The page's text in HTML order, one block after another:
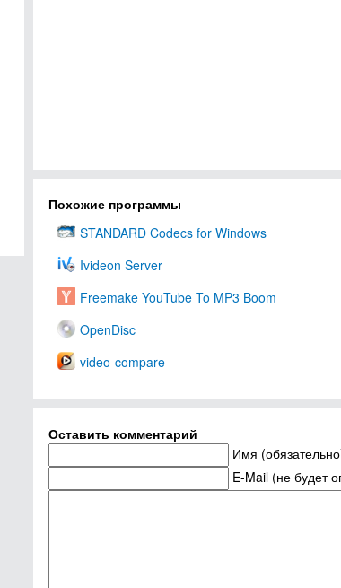
Похожие программы
STANDARD Codecs for Windows
Ivideon Server
Freemake YouTube To MP3 Boom
OpenDisc
video-compare
Оставить комментарий
Имя
E-Mail (не будет